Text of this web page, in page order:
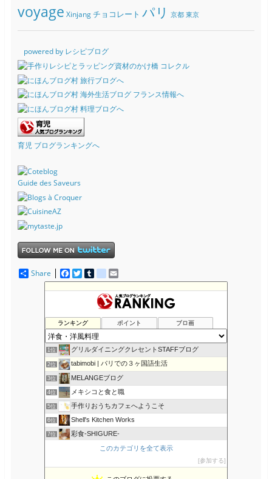
voyage Xinjang チョコレート パリ 京都 東京
powered by レシピブログ
育児 ブログランキングへ
Guide des Saveurs
Share
F
a
c
o
o
k
T
w
i
e
r
T
u
m
b
d
e
l
i
c
o
u
s
m
a
i
l
ランキング ポイント ブロ画
1位 グリルダイニングクレセントSTAFFブログ
2位 tabimobi | パリでの３ヶ国語生活
3位 MELANGEブログ
4位 メキシコと食と職
5位 手作りおうちカフェへようこそ
6位 Shell's Kitchen Works
7位 彩食-SHIGURE-
ku 料理ダイアリー
アメリカでの牛肉の食べ方・お国柄の紹介
このカテゴリを全て表示
参加する